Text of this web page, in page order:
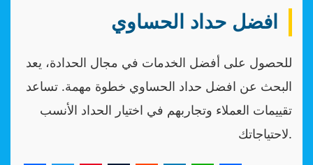
افضل حداد الحساوي
للحصول على أفضل الخدمات في مجال الحدادة، يعد
البحث عن افضل حداد الحساوي خطوة مهمة. تساعد
تقييمات العملاء وتجاربهم في اختيار الحداد الأنسب
لاحتياجاتك.